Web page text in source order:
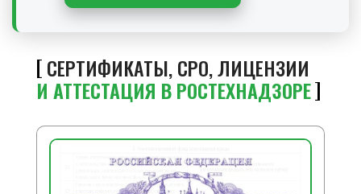
СЕРТИФИКАТЫ, СРО, ЛИЦЕНЗИИ
И АТТЕСТАЦИЯ В РОСТЕХНАДЗОРЕ